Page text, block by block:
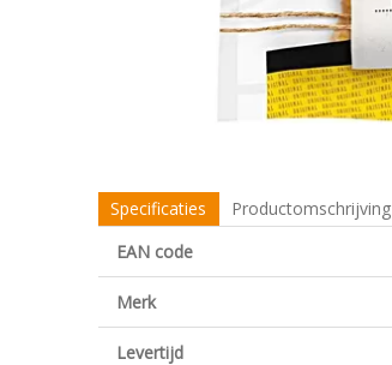
Specificaties Productomschrijving
EAN code
Merk
Levertijd